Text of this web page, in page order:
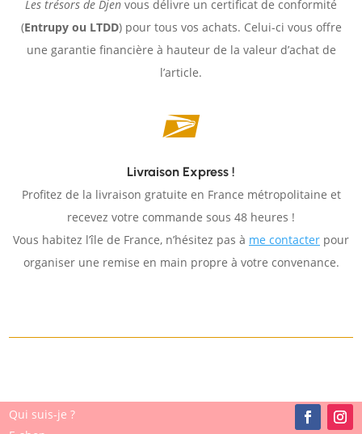
Les trésors de Djen vous délivre un certificat de conformité
(Entrupy ou LTDD) pour tous vos achats. Celui-ci vous offre
une garantie financière à hauteur de la valeur d’achat de
l’article.

Livraison Express !
Profitez de la livraison gratuite en France métropolitaine et
recevez votre commande sous 48 heures !
Vous habitez l’île de France, n’hésitez pas à me contacter pour
organiser une remise en main propre à votre convenance.
Qui suis-je ?